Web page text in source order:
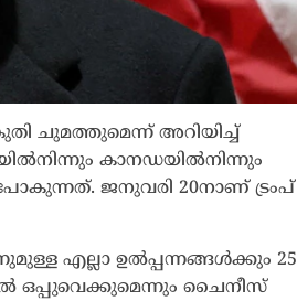
ചുമത്തുമെന്ന് അറിയിച്ച്
കാനഡയിൽനിന്നും
ജനുവരി 20നാണ് ട്രംപ്
എല്ലാ ഉൽപ്പന്നങ്ങൾക്കും 25
ഒപ്പുവെക്കുമെന്നും ചൈനീസ്